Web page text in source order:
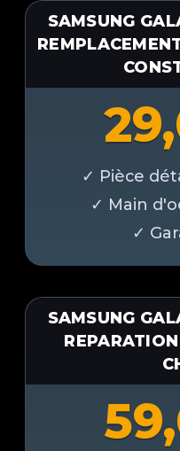
SAMSUNG
SAMSUNG